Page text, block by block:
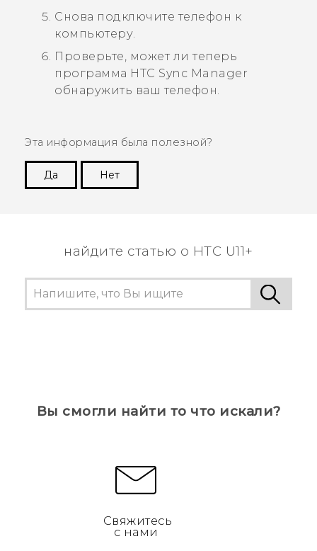
Снова подключите телефон к
компьютеру.
Проверьте, может ли теперь
программа HTC Sync Manager
обнаружить ваш телефон.
Эта информация была полезной?
Да
Нет
найдите статью о HTC U11+
Вы смогли найти то что искали?
Свяжитесь
с нами